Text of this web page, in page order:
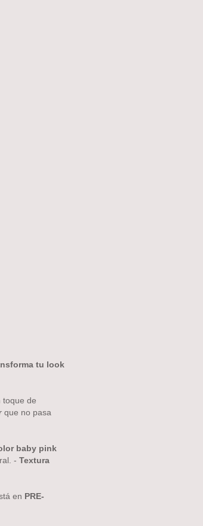
tu look
de
que no pasa
baby pink
- Textura
en PRE-